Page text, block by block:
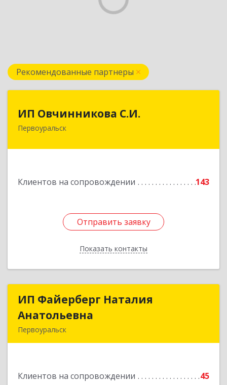
Рекомендованные партнеры
ИП Овчинникова С.И.
Первоуральск
Клиентов на сопровождении 143
Отправить заявку
Показать контакты
623119, Свердловская обл, Первоуральск г,
Отправить заявку
Назад
ИП Файерберг Наталия
Анатольевна
Первоуральск
Клиентов на сопровождении
45
ИП Файерберг Наталия
Подробнее